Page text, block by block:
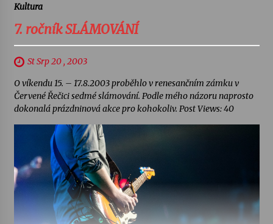
Kultura
7. ročník SLÁMOVÁNÍ
St Srp 20 , 2003
O víkendu 15. – 17.8.2003 proběhlo v renesančním zámku v
Červené Řečici sedmé slámování. Podle mého názoru naprosto
dokonalá prázdninová akce pro kohokoliv. Post Views: 40